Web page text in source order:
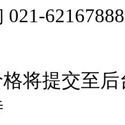
021-62167888
将提交至